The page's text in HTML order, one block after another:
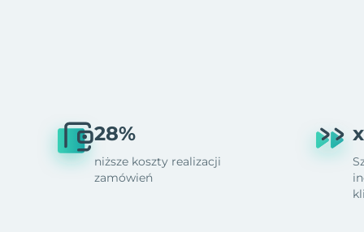
28%
niższe koszty realizacji
zamówień